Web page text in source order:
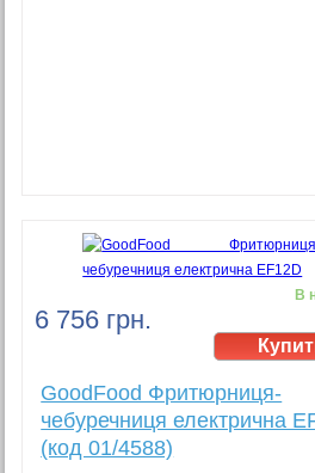
6 756 грн.
В
GoodFood Фритюрниця-
чебуречниця електрична
(код 01/4588)